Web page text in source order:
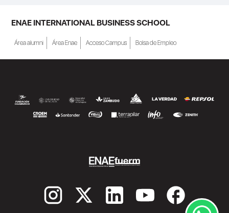
becas de estudio parciales (50%), además
de al menos una beca...
ENAE INTERNATIONAL BUSINESS SCHOOL
Área alumni Área Enae Acceso Campus Bolsa de Empleo